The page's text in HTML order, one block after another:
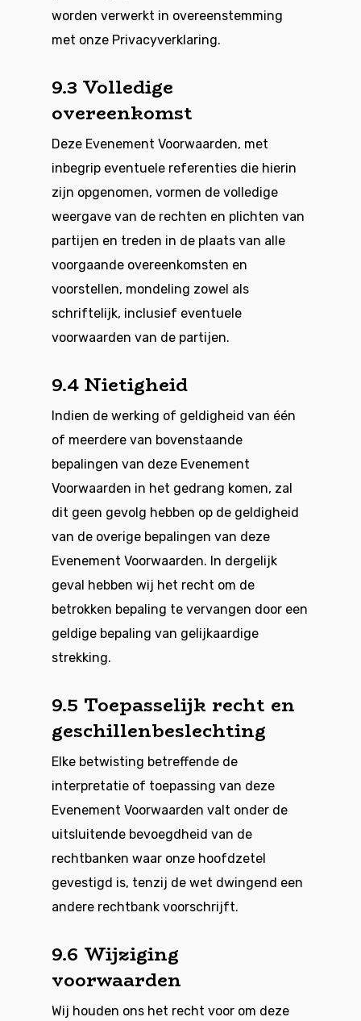
worden verwerkt in overeenstemming
met onze Privacyverklaring.
9.3 Volledige
overeenkomst
Deze Evenement Voorwaarden, met
inbegrip eventuele referenties die hierin
zijn opgenomen, vormen de volledige
weergave van de rechten en plichten van
partijen en treden in de plaats van alle
voorgaande overeenkomsten en
voorstellen, mondeling zowel als
schriftelijk, inclusief eventuele
voorwaarden van de partijen.
9.4 Nietigheid
Indien de werking of geldigheid van één
of meerdere van bovenstaande
bepalingen van deze Evenement
Voorwaarden in het gedrang komen, zal
dit geen gevolg hebben op de geldigheid
van de overige bepalingen van deze
Evenement Voorwaarden. In dergelijk
geval hebben wij het recht om de
betrokken bepaling te vervangen door een
geldige bepaling van gelijkaardige
strekking.
9.5 Toepasselijk recht en
geschillenbeslechting
Elke betwisting betreffende de
interpretatie of toepassing van deze
Evenement Voorwaarden valt onder de
uitsluitende bevoegdheid van de
rechtbanken waar onze hoofdzetel
gevestigd is, tenzij de wet dwingend een
andere rechtbank voorschrijft.
9.6 Wijziging
voorwaarden
Wij houden ons het recht voor om deze